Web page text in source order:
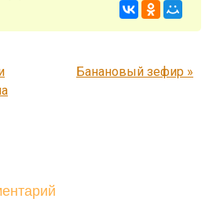
Банановый зефир »